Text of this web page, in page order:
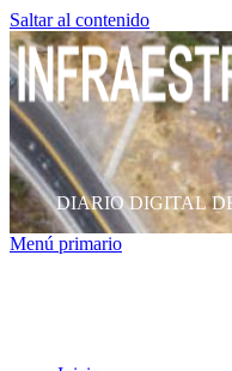
Saltar al contenido
DIARIO DIGITAL
Menú primario